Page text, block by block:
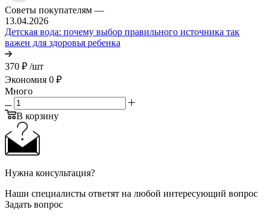
Советы покупателям —
13.04.2026
Детская вода: почему выбор правильного источника так
важен для здоровья ребенка
370 ₽ /шт
Экономия 0 ₽
Много
В корзину
Нужна консультация?
Наши специалисты ответят на любой интересующий вопрос
Задать вопрос